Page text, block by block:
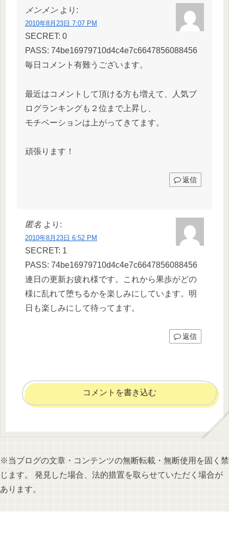
メンメン より:
2010年8月23日 7:07 PM
SECRET: 0
PASS: 74be16979710d4c4e7c6647856088456
毎日コメント有難うございます。
最近はコメントして頂ける方も増えて、人気ブ
ログランキングも２位まで上昇し、
モチベーションは上がってきてます。
頑張ります！
返信
匿名 より:
2010年8月23日 6:52 PM
SECRET: 1
PASS: 74be16979710d4c4e7c6647856088456
連日の更新お疲れ様です。これから果歩がどの
様に乱れて堕ちるかを楽しみにしています。明
日も楽しみにして待ってます。
返信
コメントを書き込む
※当ブログの文章・コンテンツの無断転載・無断使用を固く禁
じます。 発見した場合、法的措置を取らせていただく場合が
あります。